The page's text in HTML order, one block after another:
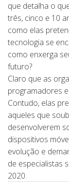
que detalha o
três, cinco e 10
como elas
tecnologia se
como enxerga
futuro?
Claro que as
programadores
Contudo, elas
aqueles que
desenvolverem
dispositivos
evolução e
de especialistas
2020.